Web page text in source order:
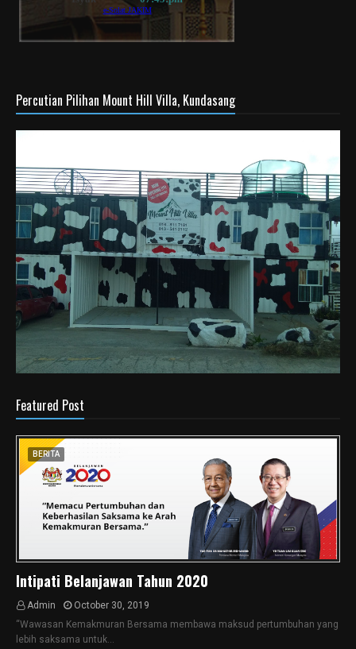
Percutian Pilihan Mount Hill Villa, Kundasang
Featured Post
BERITA
Intipati Belanjawan Tahun 2020
Admin
October 30, 2019
“Wawasan Kemakmuran Bersama membawa maksud pertumbuhan yang
lebih saksama untuk…